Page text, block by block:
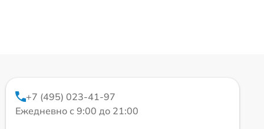
+7 (495) 023-41-97
Ежедневно с 9:00 до 21:00